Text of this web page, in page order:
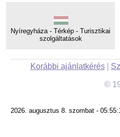
Nyíregyháza - Térkép - Turisztikai
szolgáltatások
Korábbi ajánlatkérés|
©
2026. augusztus 8. szombat -